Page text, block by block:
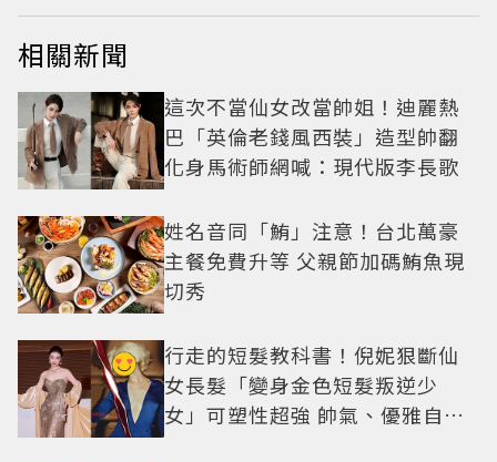
相關新聞
這次不當仙女改當帥姐！迪麗熱
巴「英倫老錢風西裝」造型帥翻
化身馬術師網喊：現代版李長歌
姓名音同「鮪」注意！台北萬豪
主餐免費升等 父親節加碼鮪魚現
切秀
行走的短髮教科書！倪妮狠斷仙
女長髮「變身金色短髮叛逆少
女」可塑性超強 帥氣、優雅自由